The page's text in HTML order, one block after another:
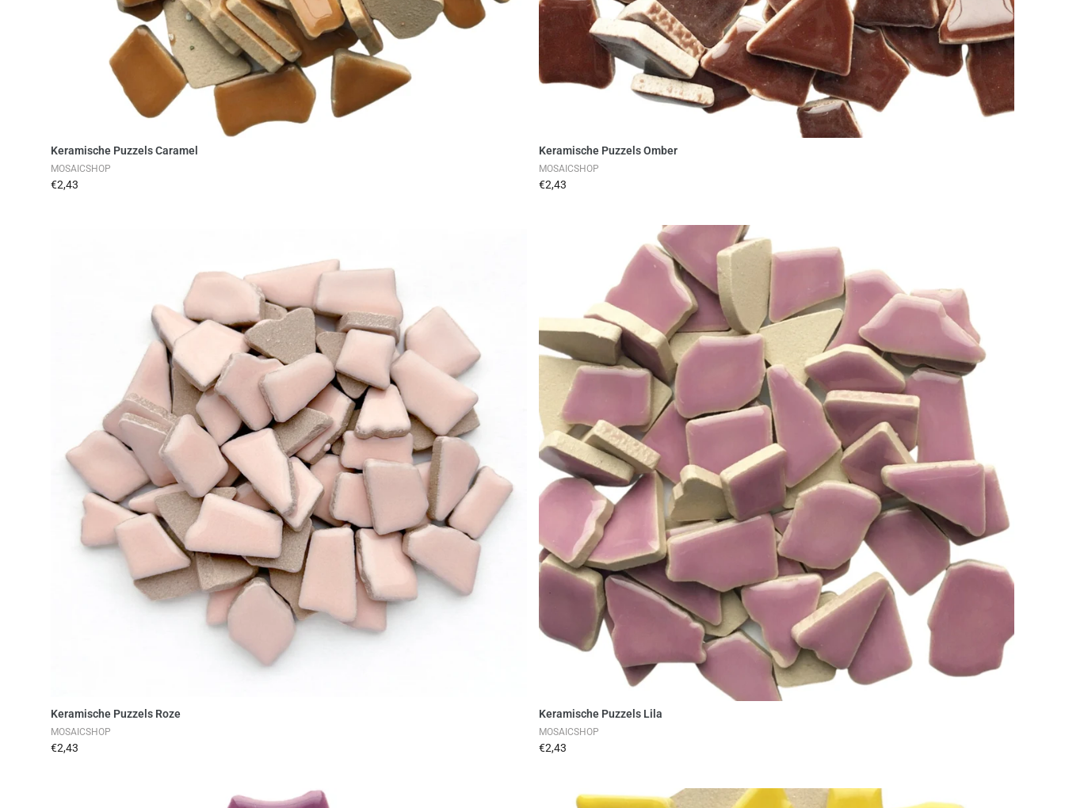
Toevoegen aan winkelwagen
Keramische Puzzels Caramel
MOSAICSHOP
€2,43
Toevoegen aan winkelwagen
Keramische Puzzels Omber
MOSAICSHOP
€2,43
Keramische Puzzels Roze
MOSAICSHOP
€2,43
Toevoegen aan winkelwagen
Keramische Puzzels Lila
MOSAICSHOP
€2,43